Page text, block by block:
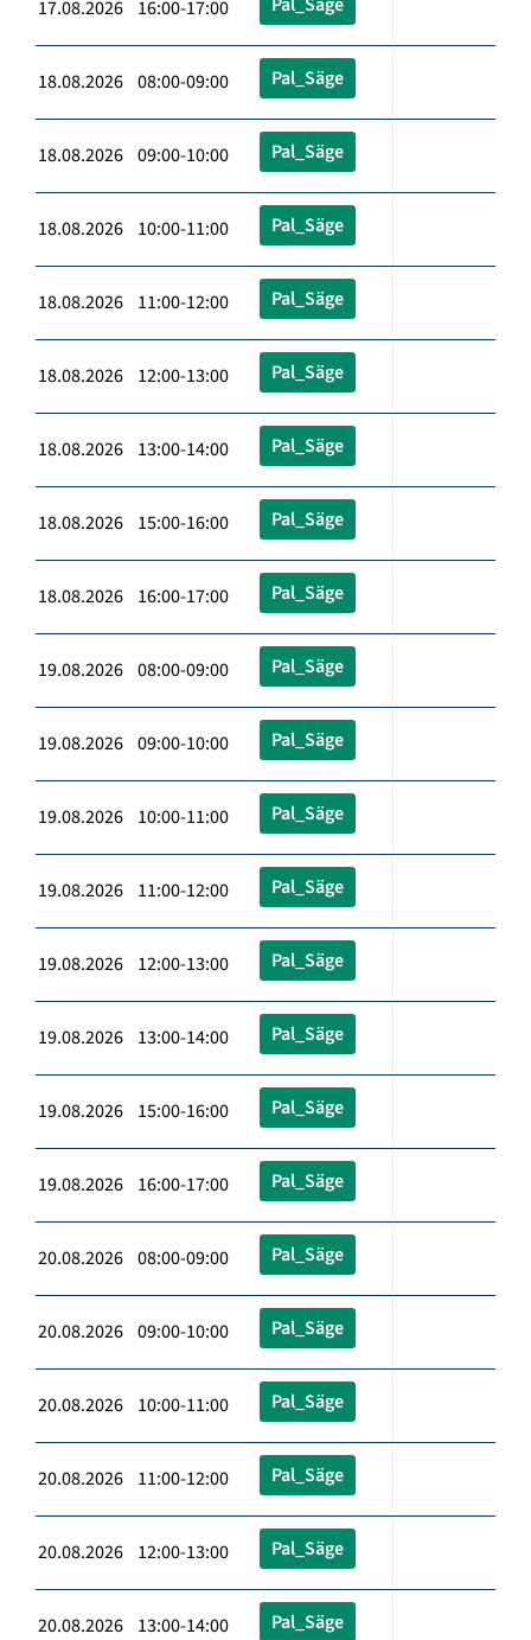
17.08.2026 16:00-17:00
18.08.2026 08:00-09:00 Pal_Säge
18.08.2026 09:00-10:00 Pal_Säge
18.08.2026 10:00-11:00 Pal_Säge
18.08.2026 11:00-12:00 Pal_Säge
18.08.2026 12:00-13:00 Pal_Säge
18.08.2026 13:00-14:00 Pal_Säge
18.08.2026 15:00-16:00 Pal_Säge
18.08.2026 16:00-17:00 Pal_Säge
19.08.2026 08:00-09:00 Pal_Säge
19.08.2026 09:00-10:00 Pal_Säge
19.08.2026 10:00-11:00 Pal_Säge
19.08.2026 11:00-12:00 Pal_Säge
19.08.2026 12:00-13:00 Pal_Säge
19.08.2026 13:00-14:00 Pal_Säge
19.08.2026 15:00-16:00 Pal_Säge
19.08.2026 16:00-17:00 Pal_Säge
20.08.2026 08:00-09:00 Pal_Säge
20.08.2026 09:00-10:00 Pal_Säge
20.08.2026 10:00-11:00 Pal_Säge
20.08.2026 11:00-12:00 Pal_Säge
20.08.2026 12:00-13:00 Pal_Säge
20.08.2026 13:00-14:00 Pal_Säge